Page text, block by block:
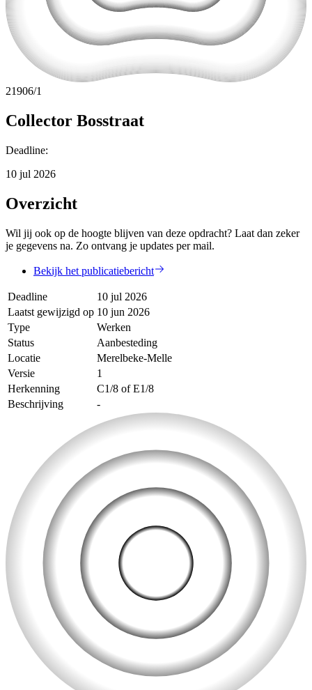
21906/1
Collector Bosstraat
Deadline:
10 jul 2026
Overzicht
Wil jij ook op de hoogte blijven van deze opdracht? Laat dan zeker
je gegevens na. Zo ontvang je updates per mail.
Bekijk het publicatiebericht
Deadline
10 jul 2026
Laatst gewijzigd op 10 jun 2026
Type
Werken
Status
Aanbesteding
Locatie
Merelbeke-Melle
Versie
1
Herkenning
C1/8 of E1/8
Beschrijving
-